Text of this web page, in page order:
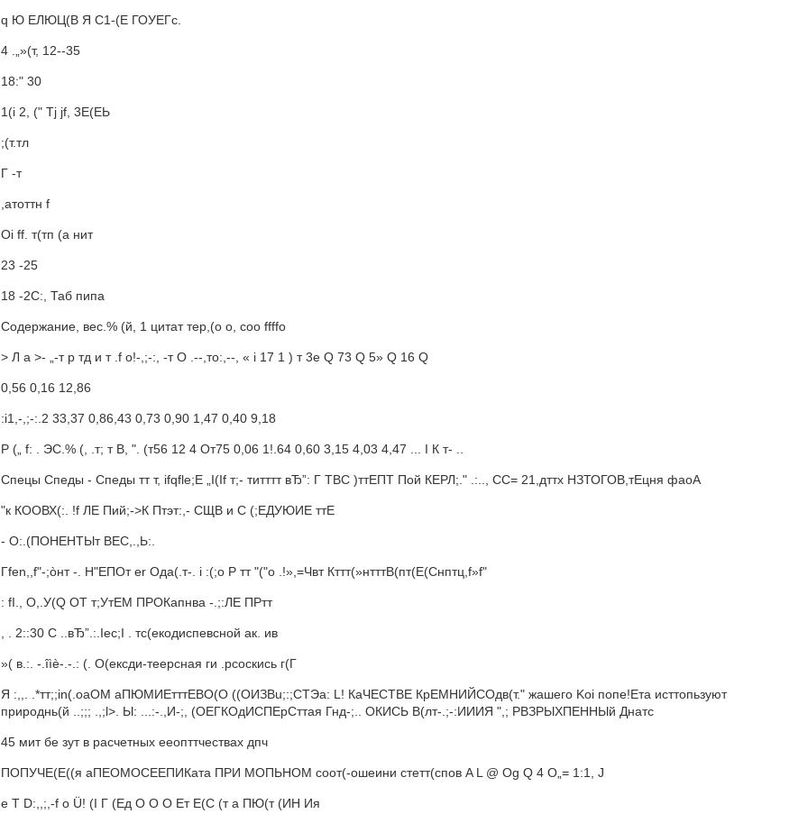
q Ю ЕЛЮЦ(В Я С1-(Е ГОУЕГс.
4 .„»(т, 12--35
18:" 30
1(i 2, (" Tj jf, 3Е(ЕЬ
;(т.тл
Г -т
,атоттн f
Oi ff. т(тп (а нит
23 -25
18 -2C:, Таб пипа
Содержание, вес.% (й, 1 цитат тер,(o o, coo ffffo
> Л а >- „-т р тд и т .f o!-,;-:, -т О .--,то:,--, « i 17 1 ) т 3е Q 73 Q 5» Q 16 Q
0,56 0,16 12,86
:i1,-,;-:.2 33,37 0,86,43 0,73 0,90 1,47 0,40 9,18
Р („ f: . ЭС.% (, .т; т В, ". (т56 12 4 От75 0,06 1!.64 0,60 3,15 4,03 4,47 ... I К т- ..
Спецы Спеды - Спеды тт т, ifqfle;Е „I(If т;- титттт вЂ”: Г ТВС )ттЕПТ Пой КЕРЛ;." .:.., СС= 21,дттх НЗТОГОВ,тЕцня фаоА
"к КООВХ(:. !f ЛЕ Пий;->К Птэт:,- СЩВ и С (;ЕДУЮИЕ ттЕ
- О:.(ПОНЕНТЫт ВЕС,.,Ь:.
Гfen,,f"-;òнт -. Н"ЕПОт er Ода(.т-. i :(;o Р тт "("o .!»,=Чвт Кттт(»нтттВ(пт(Е(Снптц,f»f"
: fI., О,.У(Q OT т;УтЕМ ПРОКапнва -.;:ЛЕ ПРтт
, . 2::30 С ..вЂ”.:.Iec;I . тс(екодиспевсной ак. ив
»( в.:. -.îìè-.-.: (. О(ексди-теерсная ги .pcоскись г(Г
Я :,,. .*тт;;in(.oaОМ аПЮМИЕтттЕВО(О ((ОИЗВu;:;CTЭа: L! КаЧЕСТВЕ КрЕМНИЙСОдв(т." жашего Koi попе!Ета исттопьзуют
природнь(й ..;;; .,;l>. Ы: ...:-.,И-;, (ОЕГКОдИСПЕрСттая Гнд-;.. ОКИСЬ В(лт-.;-:ИИИЯ ",; РВЗРЫХПЕННЫй Днатс
45 мит бе зут в расчетных ееопттчествах дпч
ПОПУЧЕ(Е((я аПЕОМОСЕЕПИКата ПРИ МОПЬНОМ соот(-ошеини стетт(спов A L @ Og Q 4 О„= 1:1, J
e T D:,,;,-f o Ü! (I Г (Ед О О О Ет Е(С (т а ПЮ(т (ИН Ия